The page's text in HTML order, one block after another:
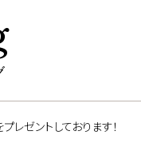
レゼントしております！